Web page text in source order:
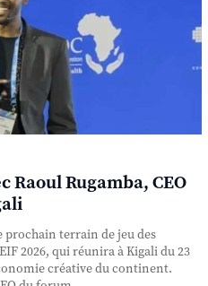
Raoul Rugamba, CEO
prochain terrain de jeu des
2026, qui réunira à Kigali du 23
créative du continent.